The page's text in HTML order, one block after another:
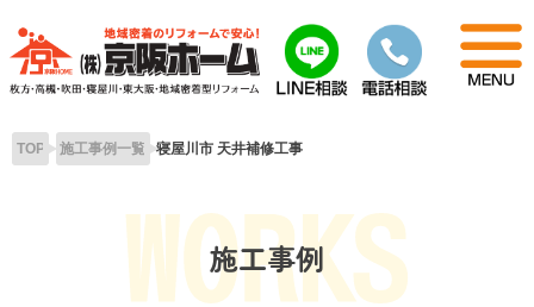
content
TOP 施工事例一覧 寝屋川市 天井補修工事
施工事例